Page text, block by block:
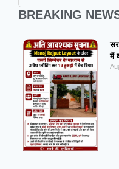
BREAKING
में